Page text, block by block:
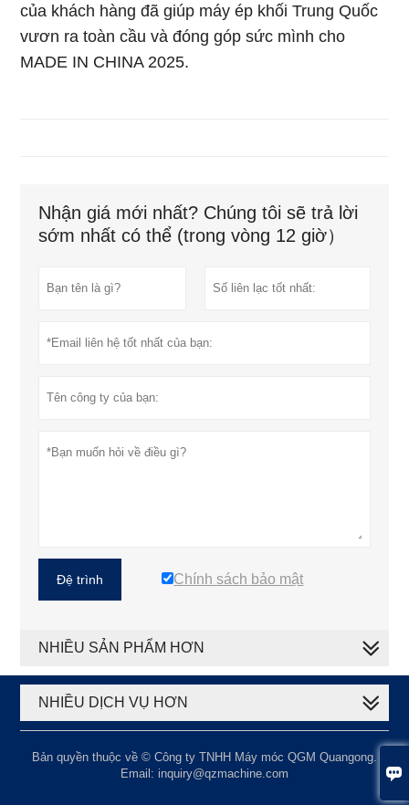

của khách hàng đã giúp máy ép khối Trung Quốc
vươn ra toàn cầu và đóng góp sức mình cho
MADE IN CHINA 2025.
Nhận giá mới nhất? Chúng tôi sẽ trả lời
sớm nhất có thể (trong vòng 12 giờ）
Đệ trình Chính sách bảo mật
NHIỀU SẢN PHẨM HƠN
NHIỀU DỊCH VỤ HƠN
Bản quyền thuộc về © Công ty TNHH Máy móc QGM Quangong.
Email: inquiry@qzmachine.com